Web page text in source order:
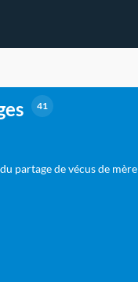
41
partage de vécus de